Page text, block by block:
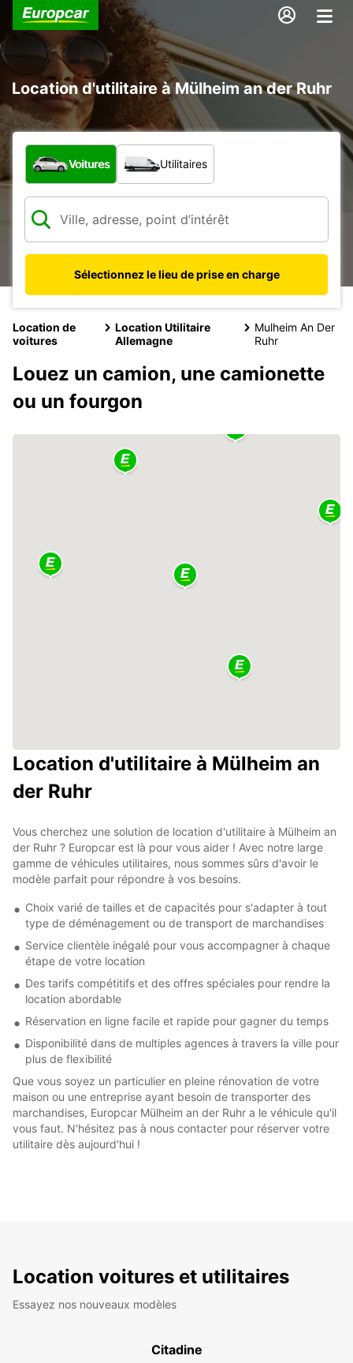
Location d'utilitaire à Mülheim an der Ruhr
Quel type de véhicule ?
Voitures Utilitaires
Sélectionnez le lieu de prise en charge
Location de
voitures
Location Utilitaire
Allemagne
Mulheim An Der
Ruhr
Louez un camion, une camionette
ou un fourgon
Location d'utilitaire à Mülheim an
der Ruhr
Vous cherchez une solution de location d'utilitaire à Mülheim an
der Ruhr ? Europcar est là pour vous aider ! Avec notre large
gamme de véhicules utilitaires, nous sommes sûrs d'avoir le
modèle parfait pour répondre à vos besoins.
Choix varié de tailles et de capacités pour s'adapter à tout
type de déménagement ou de transport de marchandises
Service clientèle inégalé pour vous accompagner à chaque
étape de votre location
Des tarifs compétitifs et des offres spéciales pour rendre la
location abordable
Réservation en ligne facile et rapide pour gagner du temps
Disponibilité dans de multiples agences à travers la ville pour
plus de flexibilité
Que vous soyez un particulier en pleine rénovation de votre
maison ou une entreprise ayant besoin de transporter des
marchandises, Europcar Mülheim an der Ruhr a le véhicule qu'il
vous faut. N'hésitez pas à nous contacter pour réserver votre
utilitaire dès aujourd'hui !
Location voitures et utilitaires
Essayez nos nouveaux modèles
Citadine